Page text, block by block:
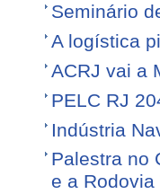
Seminário
A logística
ACRJ vai a
PELC RJ
Indústria
Palestra no
e a